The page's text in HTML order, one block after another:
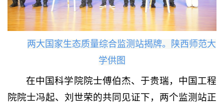
两大国家生态质量综合监测站揭牌。陕西师范大
学供图
在中国科学院院士傅伯杰、于贵瑞，中国工程
院院士冯起、刘世荣的共同见证下，两个监测站正